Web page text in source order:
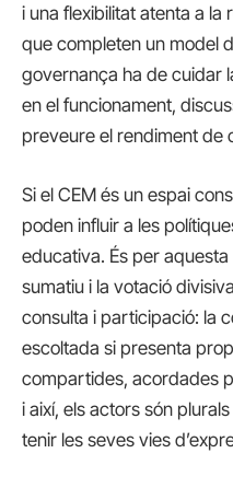
i una flexibilitat atenta a la
que completen un model
governança ha de cuidar
en el funcionament,
preveure el rendiment de
Si el CEM és un espai
poden influir a les
educativa. És per
sumatiu i la votació
consulta i participació: la
escoltada si presenta
compartides, acordades
i així, els actors són
tenir les seves vies